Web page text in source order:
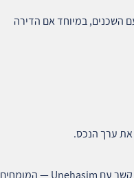
השכנים, במיוחד אם הדירה
את ערך הנכס.
רוצים לבצע רכישת דירה בטוחה ורווחית בוואדי ניסנאס, חיפה? צרו קשר עם Unehasim — המומחים